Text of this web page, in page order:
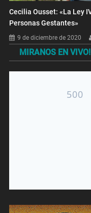
Cecilia Ousset: «La Ley
Personas Gestantes»
9 de diciembre de 2020
MIRANOS EN VIVO!